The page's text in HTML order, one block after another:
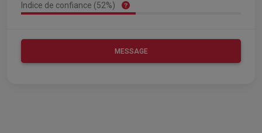
Indice de confiance (52%)
MESSAGE